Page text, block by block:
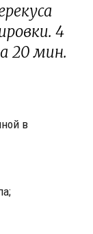
4
20 мин.
в